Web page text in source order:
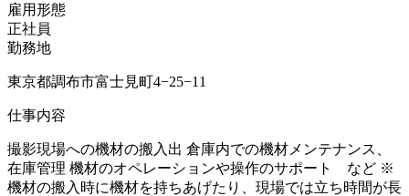
雇用形態
正社員
勤務地
東京都調布市富士見町4−25−11
仕事内容
撮影現場への機材の搬入出 倉庫内での機材メンテナンス、
在庫管理 機材のオペレーションや操作のサポート など ※
機材の搬入時に機材を持ちあげたり、現場では立ち時間が長